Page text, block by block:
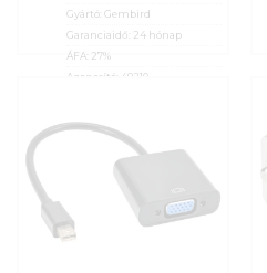
Gyártó:Gembird
Garanciaidő: 24 hónap
ÁFA: 27%
Azonosító:
49210